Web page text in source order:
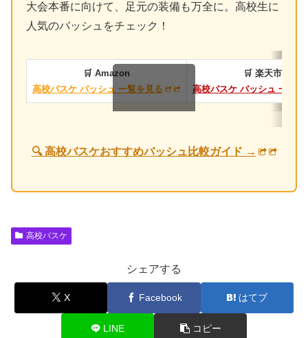
大会本番に向けて、足元の装備も万全に。高校生に
人気のバッシュをチェック！
🛒 Amazon
高校バスケ バッシュ 一覧を見る
🛒 楽天市場
高校バスケ バッシュ 一覧を
🔍 高校バスケおすすめバッシュ比較ガイド →
高校バスケ
シェアする
X Facebook はてブ
LINE コピー